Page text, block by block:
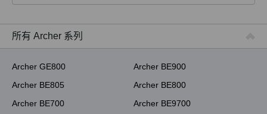
商用產品
ISP用產品
所有 Archer 系列
Archer GE800
Archer BE900
Archer BE805
Archer BE800
Archer BE700
Archer BE9700